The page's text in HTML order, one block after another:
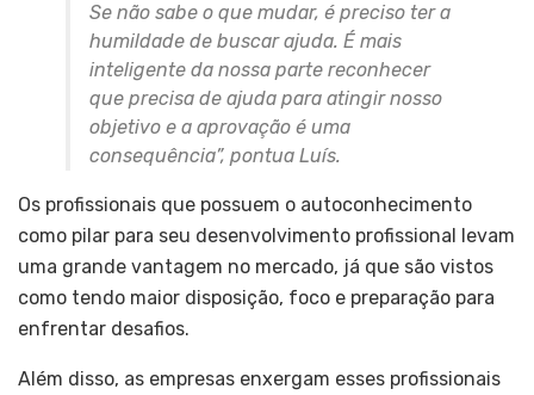
Se não sabe o que mudar, é preciso ter a
humildade de buscar ajuda. É mais
inteligente da nossa parte reconhecer
que precisa de ajuda para atingir nosso
objetivo e a aprovação é uma
consequência”, pontua Luís.
Os profissionais que possuem o autoconhecimento
como pilar para seu desenvolvimento profissional levam
uma grande vantagem no mercado, já que são vistos
como tendo maior disposição, foco e preparação para
enfrentar desafios.
Além disso, as empresas enxergam esses profissionais